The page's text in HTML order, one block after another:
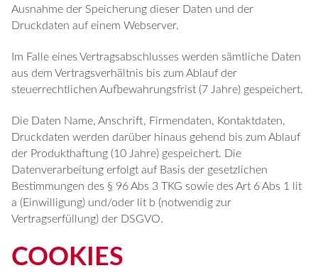
Ausnahme der Speicherung dieser Daten und der
Druckdaten auf einem Webserver.
Im Falle eines Vertragsabschlusses werden sämtliche Daten
aus dem Vertragsverhältnis bis zum Ablauf der
steuerrechtlichen Aufbewahrungsfrist (7 Jahre) gespeichert.
Die Daten Name, Anschrift, Firmendaten, Kontaktdaten,
Druckdaten werden darüber hinaus gehend bis zum Ablauf
der Produkthaftung (10 Jahre) gespeichert. Die
Datenverarbeitung erfolgt auf Basis der gesetzlichen
Bestimmungen des § 96 Abs 3 TKG sowie des Art 6 Abs 1 lit
a (Einwilligung) und/oder lit b (notwendig zur
Vertragserfüllung) der DSGVO.
COOKIES